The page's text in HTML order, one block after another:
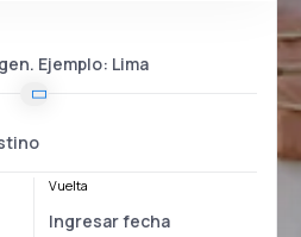
Vuelta